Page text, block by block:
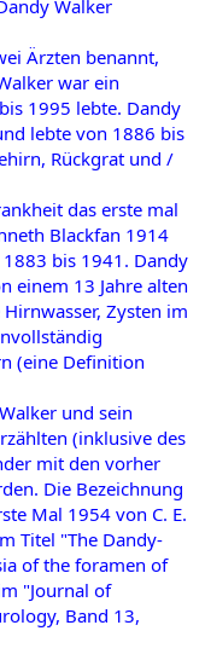
Walker
Ärzten benannt,
war ein
1995 lebte. Dandy
lebte von 1886 bis
Rückgrat und /
das erste mal
Blackfan 1914
bis 1941. Dandy
einem 13 Jahre alten
Zysten im
(eine Definition
und sein
(inklusive des
mit den vorher
Die Bezeichnung
Mal 1954 von C. E.
Titel "The Dandy-
of the foramen of
"Journal of
Band 13,